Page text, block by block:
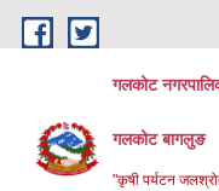
Skip to main content
गलकोट
गलकोट बागलुङ
"कृषी पर्यटन